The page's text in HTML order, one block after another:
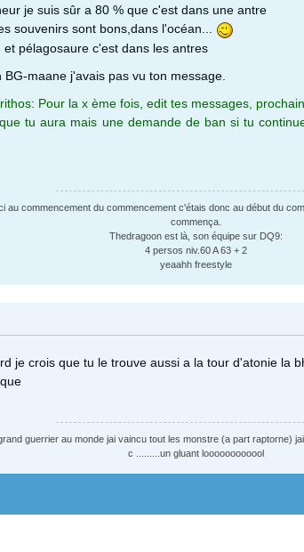
je suis sûr a 80 % que c'est dans une antre
souvenirs sont bons,dans l'océan...
et pélagosaure c'est dans les antres
BG-maane j'avais pas vu ton message.
Pour la x ème fois, edit tes messages,
tu aura mais une demande de ban si tu
au commencement du commencement c'étais donc au début du
commença.
Thedragoon est là, son équipe sur DQ9:
4 persos niv.60 A 63 + 2
yeaahh freestyle
je crois que tu le trouve aussi a la tour d'atonie la
guerrier au monde jai vaincu tout les monstre (a part raptorne)
c .........un gluant loooooooooool